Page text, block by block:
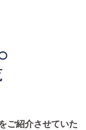
ご紹介させていた